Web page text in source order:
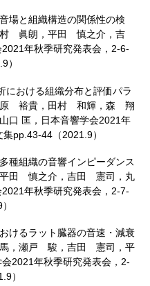
場と組織構造の関係性の検
眞朗，平田 慎之介，吉
年秋季研究発表会，2-6-
）
における組織分布と評価パラ
原 裕貴，田村 和輝，森 翔
匡，日本音響学会2021年
pp.43-44（2021.9）
種組織の音響インピーダンス
田 慎之介，吉田 憲司，丸
年秋季研究発表会，2-7-
けるラット臓器の音速・減衰
，瀬戸 駿，吉田 憲司，平
2021年秋季研究発表会，2-
）